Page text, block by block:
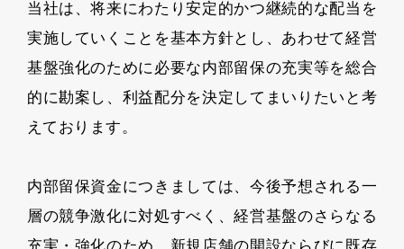
当社は、将来にわたり安定的かつ継続的な配当を
実施していくことを基本方針とし、あわせて経営
基盤強化のために必要な内部留保の充実等を総合
的に勘案し、利益配分を決定してまいりたいと考
えております。
内部留保資金につきましては、今後予想される一
層の競争激化に対処すべく、経営基盤のさらなる